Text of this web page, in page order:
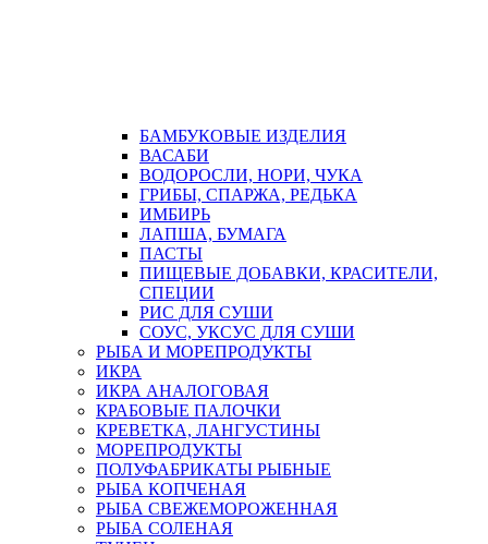
БАМБУКОВЫЕ ИЗДЕЛИЯ
ВАСАБИ
ВОДОРОСЛИ, НОРИ, ЧУКА
ГРИБЫ, СПАРЖА, РЕДЬКА
ИМБИРЬ
ЛАПША, БУМАГА
ПАСТЫ
ПИЩЕВЫЕ ДОБАВКИ, КРАСИТЕЛИ,
СПЕЦИИ
РИС ДЛЯ СУШИ
СОУС, УКСУС ДЛЯ СУШИ
РЫБА И МОРЕПРОДУКТЫ
ИКРА
ИКРА АНАЛОГОВАЯ
КРАБОВЫЕ ПАЛОЧКИ
КРЕВЕТКА, ЛАНГУСТИНЫ
МОРЕПРОДУКТЫ
ПОЛУФАБРИКАТЫ РЫБНЫЕ
РЫБА КОПЧЕНАЯ
РЫБА СВЕЖЕМОРОЖЕННАЯ
РЫБА СОЛЕНАЯ